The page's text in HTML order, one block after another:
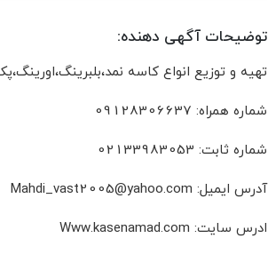
توضیحات آگهی دهنده:
تهیه و توزیع انواع کاسه
شماره همراه: 09128306637
شماره ثابت: 02133983053
آدرس ایمیل: Mahdi_vast2005@yahoo.com
ادرس سایت: Www.kasenamad.com